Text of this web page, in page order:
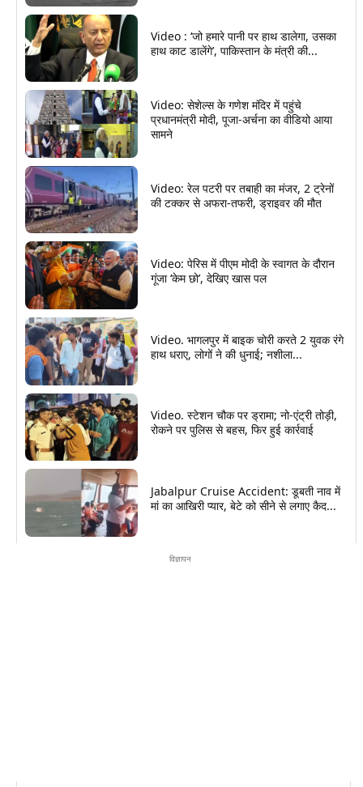
Video : ‘जो हमारे पानी पर हाथ डालेगा, उसका
हाथ काट डालेंगे’, पाकिस्तान के मंत्री की...
Video: सेशेल्स के गणेश मंदिर में पहुंचे
प्रधानमंत्री मोदी, पूजा-अर्चना का वीडियो आया
सामने
Video: रेल पटरी पर तबाही का मंजर, 2 ट्रेनों
की टक्कर से अफरा-तफरी, ड्राइवर की मौत
Video: पेरिस में पीएम मोदी के स्वागत के दौरान
गूंजा ‘केम छो’, देखिए खास पल
Video. भागलपुर में बाइक चोरी करते 2 युवक रंगे
हाथ धराए, लोगों ने की धुनाई; नशीला...
Video. स्टेशन चौक पर ड्रामा; नो-एंट्री तोड़ी,
रोकने पर पुलिस से बहस, फिर हुई कार्रवाई
Jabalpur Cruise Accident: डूबती नाव में
मां का आखिरी प्यार, बेटे को सीने से लगाए कैद...
विज्ञापन